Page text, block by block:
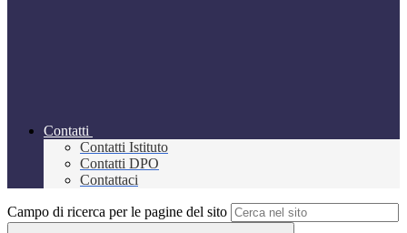
Contatti
Contatti Istituto
Contatti DPO
Contattaci
Campo di ricerca per le pagine del sito